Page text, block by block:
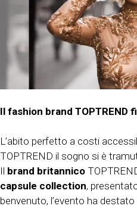
Il fashion brand TOPTREND
L’abito perfetto a costi
TOPTREND il sogno si è
Il brand britannico
capsule collection,
benvenuto, l’evento ha